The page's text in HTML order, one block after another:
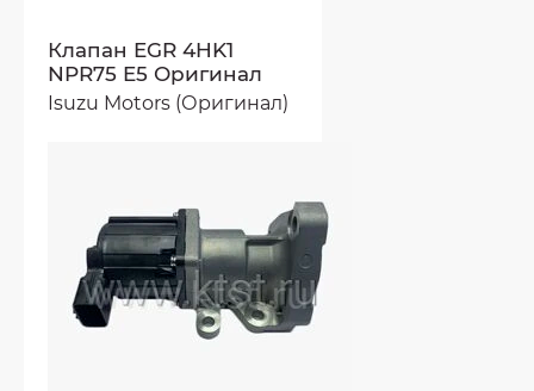
Клапан EGR 4HK1
NPR75 E5 Оригинал
Isuzu Motors (Оригинал)